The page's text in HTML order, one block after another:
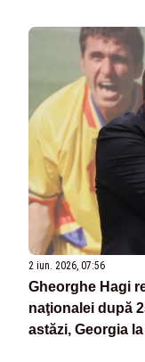
2 iun. 2026, 07:56
Gheorghe Hagi
naţionalei după
astăzi, Georgia